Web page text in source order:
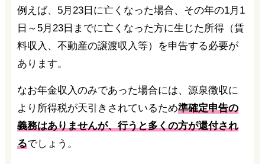
例えば、5月23日に亡くなった場合、その年の1月1
日～5月23日までに亡くなった方に生じた所得（賃
料収入、不動産の譲渡収入等）を申告する必要が
あります。
なお年金収入のみであった場合には、源泉徴収に
より所得税が天引きされているため準確定申告の
義務はありませんが、行うと多くの方が還付され
るでしょう。